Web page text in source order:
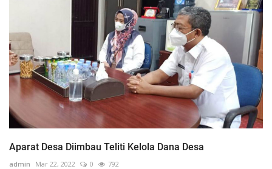
Aparat Desa Diimbau Teliti Kelola Dana Desa
admin Mar 22, 2022 0 792